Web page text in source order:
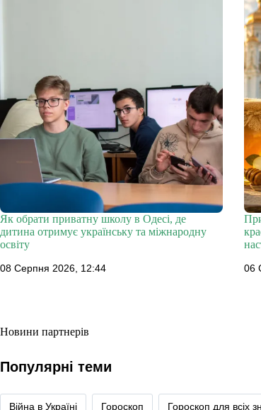
Як обрати приватну школу в Одесі, де
дитина отримує українську та міжнародну
освіту
08 Серпня 2026, 12:44 06
Новини партнерів
Популярні теми
Війна в Україні Гороскоп Гороскоп для всіх